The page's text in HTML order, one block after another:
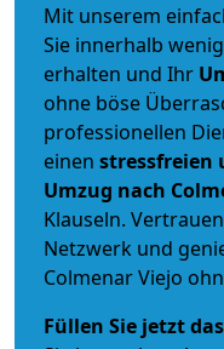
Mit unserem
Sie innerhalb
erhalten und Ihr
ohne böse
professionellen
einen stressfreien
Umzug nach
Klauseln.
Netzwerk und
Colmenar Viejo
Füllen Sie jetzt